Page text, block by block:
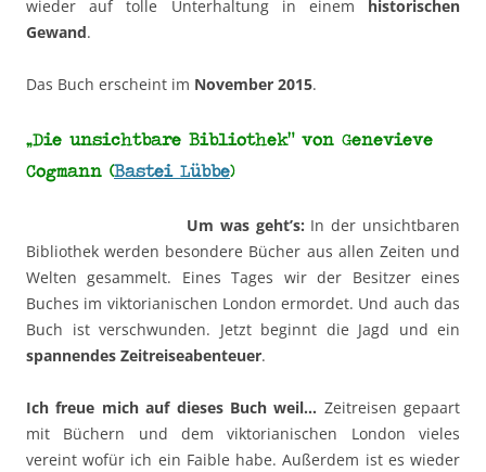
wieder auf tolle Unterhaltung in einem historischen
Gewand.
Das Buch erscheint im November 2015.
„Die unsichtbare Bibliothek“ von Genevieve
Cogmann (Bastei Lübbe)
Um was geht’s: In der unsichtbaren
Bibliothek werden besondere Bücher aus allen Zeiten und
Welten gesammelt. Eines Tages wir der Besitzer eines
Buches im viktorianischen London ermordet. Und auch das
Buch ist verschwunden. Jetzt beginnt die Jagd und ein
spannendes Zeitreiseabenteuer.
Ich freue mich auf dieses Buch weil… Zeitreisen gepaart
mit Büchern und dem viktorianischen London vieles
vereint wofür ich ein Faible habe. Außerdem ist es wieder